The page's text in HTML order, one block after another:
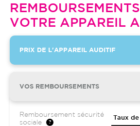
VOTRE APPAREIL
PRIX DE L'APPAREIL AUDITIF
VOS REMBOURSEMENTS
Remboursement sécurité
sociale